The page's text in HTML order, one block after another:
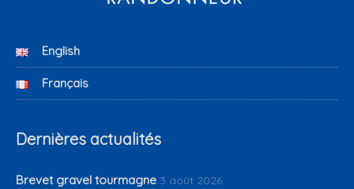
English
Français
Dernières actualités
Brevet gravel tourmagne 3 août 2026